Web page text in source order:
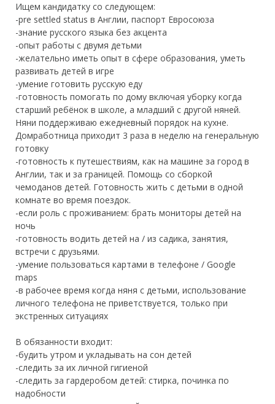
Ищем кандидатку со следующем:
-pre settled status в Англии, паспорт Евросоюза
-знание русского языка без акцента
-опыт работы с двумя детьми
-желательно иметь опыт в сфере образования, уметь
развивать детей в игре
-умение готовить русскую еду
-готовность помогать по дому включая уборку когда
старший ребёнок в школе, а младший с другой няней.
Няни поддерживаю ежедневный порядок на кухне.
Домработница приходит 3 раза в неделю на генеральную
готовку
-готовность к путешествиям, как на машине за город в
Англии, так и за границей. Помощь со сборкой
чемоданов детей. Готовность жить с детьми в одной
комнате во время поездок.
-если роль с проживанием: брать мониторы детей на
ночь
-готовность водить детей на / из садика, занятия,
встречи с друзьями.
-умение пользоваться картами в телефоне / Google
maps
-в рабочее время когда няня с детьми, использование
личного телефона не приветствуется, только при
экстренных ситуациях
В обязанности входит:
-будить утром и укладывать на сон детей
-следить за их личной гигиеной
-следить за гардеробом детей: стирка, починка по
надобности